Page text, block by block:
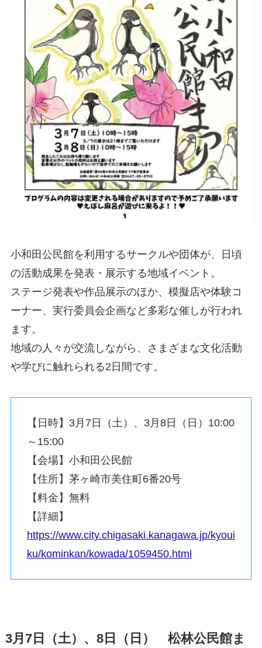
小和田公民館を利用するサークルや団体が、日頃
の活動成果を発表・展示する地域イベント。
ステージ発表や作品展示のほか、模擬店や体験コ
ーナー、実行委員会企画など多彩な催しが行われ
ます。
地域の人々が交流しながら、さまざまな文化活動
や学びに触れられる2日間です。
【日時】3月7日（土）、3月8日（日）10:00
～15:00
【会場】小和田公民館
【住所】茅ヶ崎市美住町6番20号
【料金】無料
【詳細】
https://www.city.chigasaki.kanagawa.jp/kyoui
ku/kominkan/kowada/1059450.html
3月7日（土）、8日（日） 松林公民館ま